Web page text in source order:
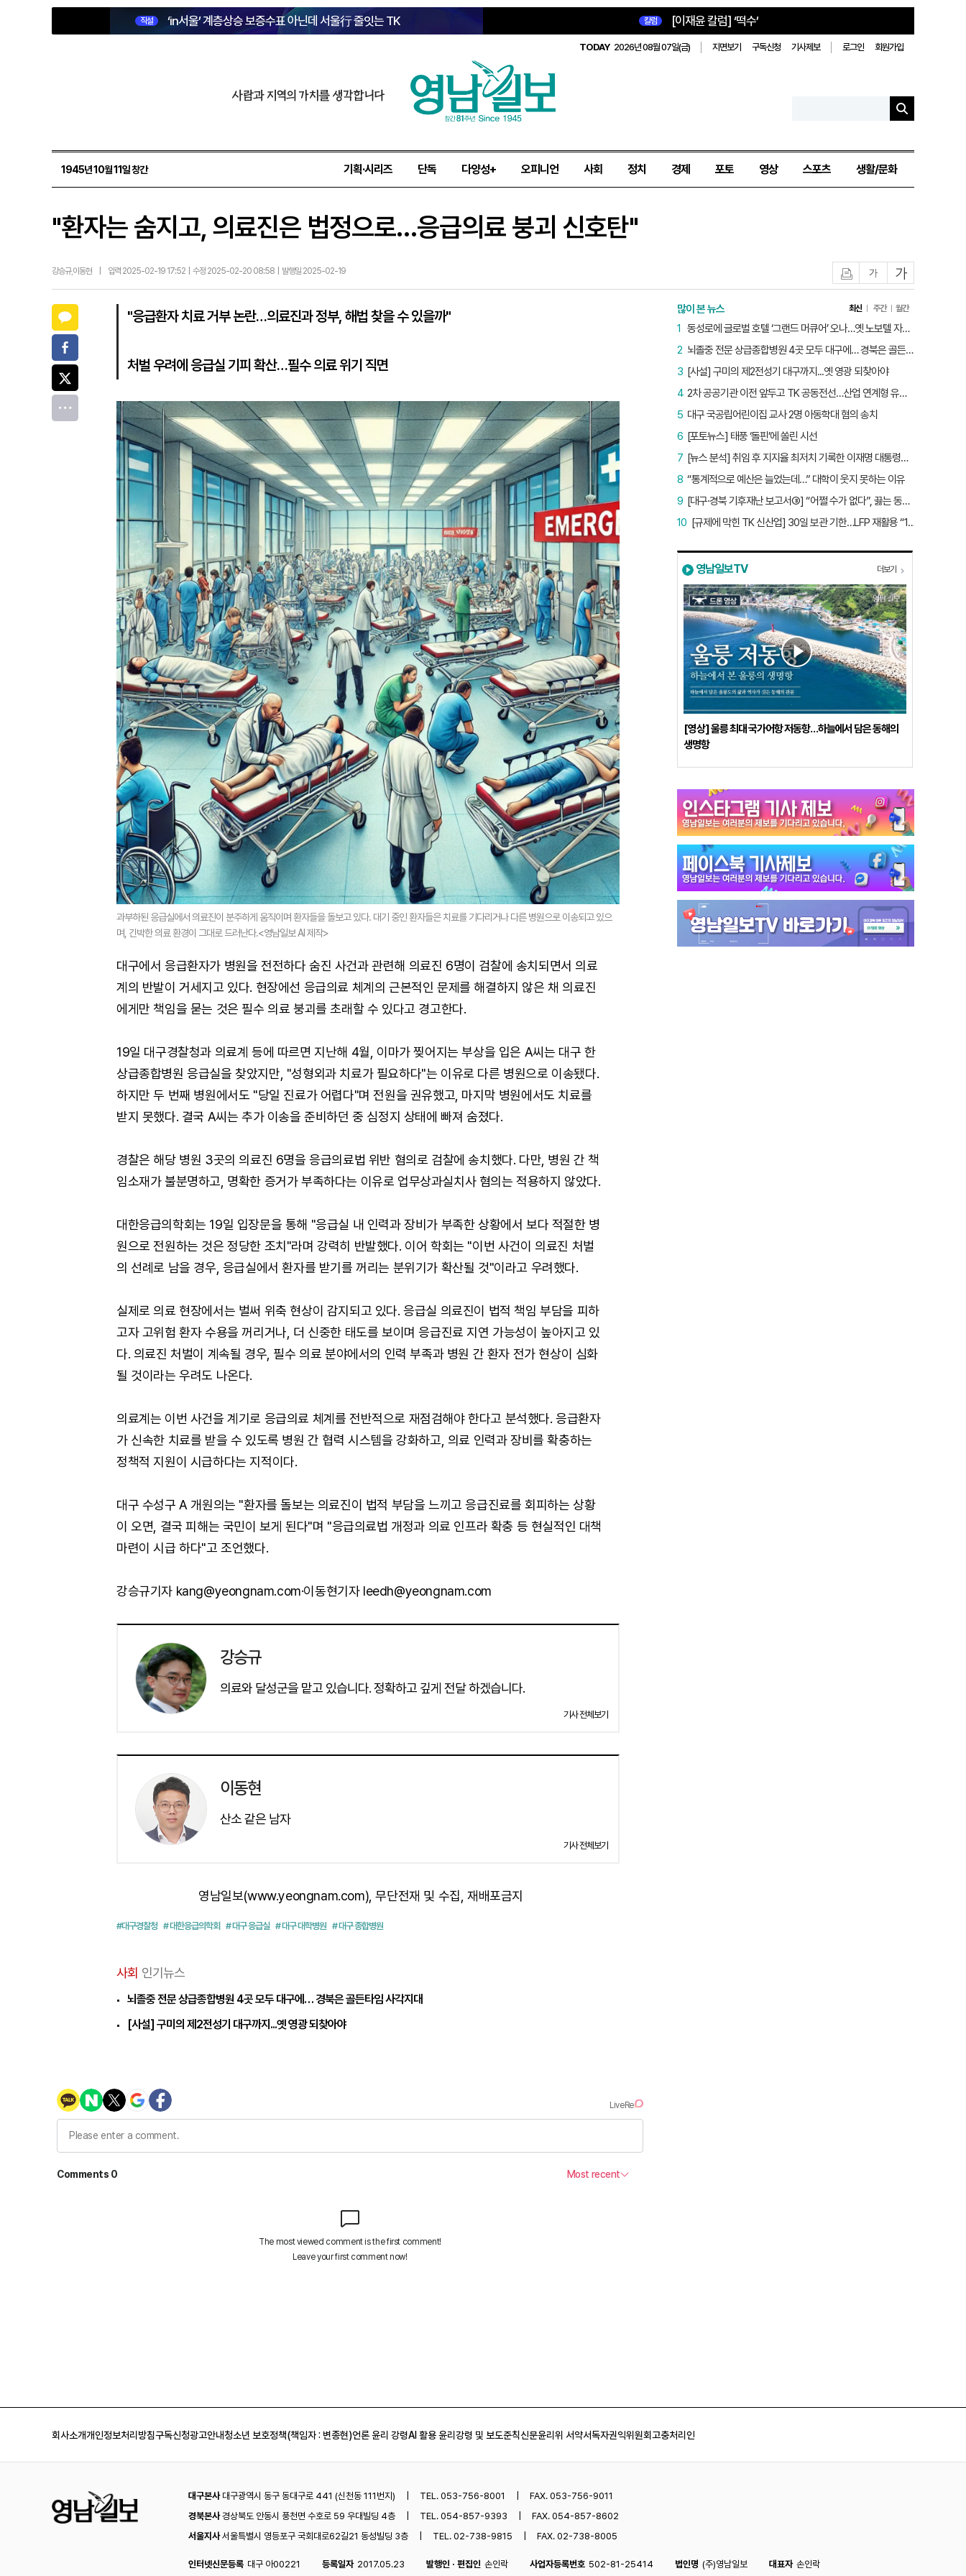
직설 ‘in서울’ 계층상승 보증수표 아닌데 서울行 줄잇는 TK 칼럼 [이재윤 칼럼] ‘떡수’
TODAY 2026년 08월 07일(금) 지면보기 구독신청 기사제보 로그인 회원가입
사람과 지역의 가치를 생각합니다
1945년 10월 11일 창간 기획·시리즈 단독 다양성+ 오피니언 사회 정치 경제 포토 영상 스포츠 생활/문화
"환자는 숨지고, 의료진은 법정으로…응급의료 붕괴 신호탄"
강승규,이동현 입력 2025-02-19 17:52 | 수정 2025-02-20 08:58 | 발행일 2025-02-19 글자작게글자크게
"응급환자 치료 거부 논란…의료진과 정부, 해법 찾을 수 있을까"
처벌 우려에 응급실 기피 확산…필수 의료 위기 직면
과부하된 응급실에서 의료진이 분주하게 움직이며 환자들을 돌보고 있다. 대기 중인 환자들은 치료를 기다리거나 다른 병원으로 이송되고 있으
며, 긴박한 의료 환경이 그대로 드러난다.<영남일보 AI 제작>
대구에서 응급환자가 병원을 전전하다 숨진 사건과 관련해 의료진 6명이 검찰에 송치되면서 의료
계의 반발이 거세지고 있다. 현장에선 응급의료 체계의 근본적인 문제를 해결하지 않은 채 의료진
에게만 책임을 묻는 것은 필수 의료 붕괴를 초래할 수 있다고 경고한다.
19일 대구경찰청과 의료계 등에 따르면 지난해 4월, 이마가 찢어지는 부상을 입은 A씨는 대구 한
상급종합병원 응급실을 찾았지만, "성형외과 치료가 필요하다"는 이유로 다른 병원으로 이송됐다.
하지만 두 번째 병원에서도 "당일 진료가 어렵다"며 전원을 권유했고, 마지막 병원에서도 치료를
받지 못했다. 결국 A씨는 추가 이송을 준비하던 중 심정지 상태에 빠져 숨졌다.
경찰은 해당 병원 3곳의 의료진 6명을 응급의료법 위반 혐의로 검찰에 송치했다. 다만, 병원 간 책
임소재가 불분명하고, 명확한 증거가 부족하다는 이유로 업무상과실치사 혐의는 적용하지 않았다.
대한응급의학회는 19일 입장문을 통해 "응급실 내 인력과 장비가 부족한 상황에서 보다 적절한 병
원으로 전원하는 것은 정당한 조치"라며 강력히 반발했다. 이어 학회는 "이번 사건이 의료진 처벌
의 선례로 남을 경우, 응급실에서 환자를 받기를 꺼리는 분위기가 확산될 것"이라고 우려했다.
실제로 의료 현장에서는 벌써 위축 현상이 감지되고 있다. 응급실 의료진이 법적 책임 부담을 피하
고자 고위험 환자 수용을 꺼리거나, 더 신중한 태도를 보이며 응급진료 지연 가능성이 높아지고 있
다. 의료진 처벌이 계속될 경우, 필수 의료 분야에서의 인력 부족과 병원 간 환자 전가 현상이 심화
될 것이라는 우려도 나온다.
의료계는 이번 사건을 계기로 응급의료 체계를 전반적으로 재점검해야 한다고 분석했다. 응급환자
가 신속한 치료를 받을 수 있도록 병원 간 협력 시스템을 강화하고, 의료 인력과 장비를 확충하는
정책적 지원이 시급하다는 지적이다.
대구 수성구 A 개원의는 "환자를 돌보는 의료진이 법적 부담을 느끼고 응급진료를 회피하는 상황
이 오면, 결국 피해는 국민이 보게 된다"며 "응급의료법 개정과 의료 인프라 확충 등 현실적인 대책
마련이 시급 하다"고 조언했다.
강승규기자 kang@yeongnam.com·이동현기자 leedh@yeongnam.com
강승규
의료와 달성군을 맡고 있습니다. 정확하고 깊게 전달 하겠습니다.
기사 전체보기
이동현
산소 같은 남자
기사 전체보기
영남일보(www.yeongnam.com), 무단전재 및 수집, 재배포금지
#대구경찰청 # 대한응급의학회 # 대구 응급실 # 대구 대학병원 # 대구 종합병원
사회 인기뉴스
뇌졸중 전문 상급종합병원 4곳 모두 대구에… 경북은 골든타임 사각지대
[사설] 구미의 제2전성기 대구까지...옛 영광 되찾아야
많이 본 뉴스 최신 주간 월간
동성로에 글로벌 호텔 ‘그랜드 머큐어’ 오나…옛 노보텔 자리 사무실 개설
1
뇌졸중 전문 상급종합병원 4곳 모두 대구에… 경북은 골든타임 사각지대
2
[사설] 구미의 제2전성기 대구까지...옛 영광 되찾아야
3
2차 공공기관 이전 앞두고 TK 공동전선…산업 연계형 유치 승부수
4
대구 국공립어린이집 교사 2명 아동학대 혐의 송치
5
[포토뉴스] 태풍 ‘돌핀’에 쏠린 시선
6
[뉴스 분석] 취임 후 지지율 최저치 기록한 이재명 대통령…왜?
7
“통계적으로 예산은 늘었는데…” 대학이 웃지 못하는 이유
8
[대구·경북 기후재난 보고서③] “어쩔 수가 없다”, 끓는 동해…‘절멸 위기’ 경북 수산업
9
[규제에 막힌 TK 신산업] 30일 보관 기한…LFP 재활용 “180일로 늘려야”
10
영남일보TV 더보기
[영상] 울릉 최대 국가어항 저동항…하늘에서 담은 동해의
생명항
회사소개개인정보처리방침구독신청광고안내청소년 보호정책(책임자 : 변종현)언론 윤리 강령AI 활용 윤리강령 및 보도준칙신문윤리위 서약서독자권익위원회고충처리인
대구본사대구광역시 동구 동대구로 441 (신천동 111번지) TEL. 053-756-8001
FAX. 053-756-9011
경북본사경상북도 안동시 풍천면 수호로 59 우대빌딩 4층 TEL. 054-857-9393
FAX. 054-857-8602
서울지사서울특별시 영등포구 국회대로62길21 동성빌딩 3층 TEL. 02-738-9815 FAX. 02-738-8005
인터넷신문등록 대구 아00221 등록일자 2017.05.23 발행인 · 편집인 손인락 사업자등록번호 502-81-25414 법인명 (주)영남일보 대표자 손인락